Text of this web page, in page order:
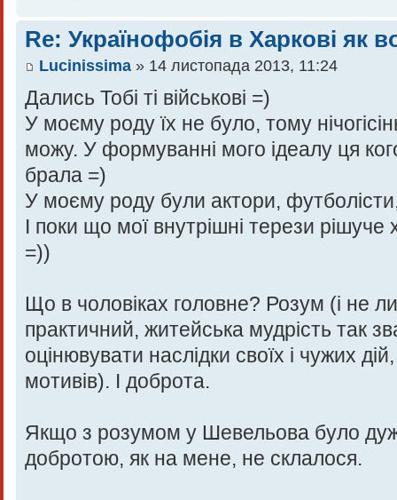
Re: Українофобія в Харкові як
Lucinissima » 14 листопада 2013, 11:24
Дались Тобі ті військові =)
У моєму роду їх не було, тому
можу. У формуванні мого ідеалу ця
брала =)
У моєму роду були актори,
І поки що мої внутрішні терези рішуче
=))
Що в чоловіках головне? Розум (і не
практичний, житейська мудрість так
оцінювувати наслідки своїх і чужих
мотивів). І доброта.
Якщо з розумом у Шевельова було
добротою, як на мене, не склалося.